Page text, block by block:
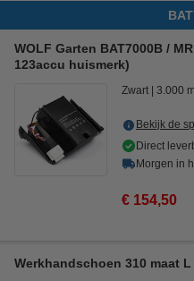
WOLF Garten BAT7000B /
123accu huismerk)
Zwart 3.000
Bekijk de
Direct
Morgen in
€ 154,50
Werkhandschoen 310 maat